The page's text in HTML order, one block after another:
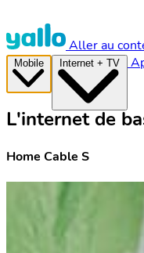
Aller au
L'internet de
Home Cable S